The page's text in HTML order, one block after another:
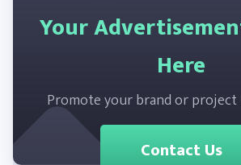
Your
Here
Promote your brand or project
Contact Us